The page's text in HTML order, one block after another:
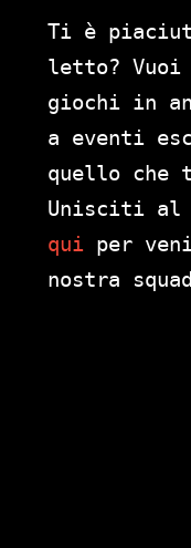
Ti è
letto? Vuoi
giochi in
a eventi
quello che
Unisciti al
qui per
nostra